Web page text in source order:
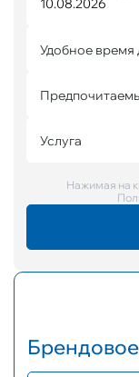
Удобное время
Услуга
Нажимая на